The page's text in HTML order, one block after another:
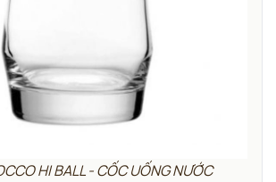
HI BALL - CỐC UỐNG NƯỚC